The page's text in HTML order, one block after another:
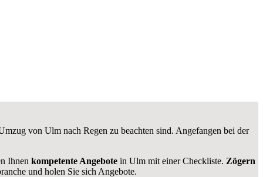
von Ulm nach Regen zu beachten sind. Angefangen bei der
Ihnen kompetente Angebote in Ulm mit einer Checkliste. Zögern
und holen Sie sich Angebote.